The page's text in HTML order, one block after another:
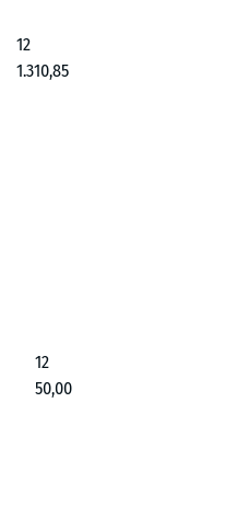
12
1.310,85
12
50,00